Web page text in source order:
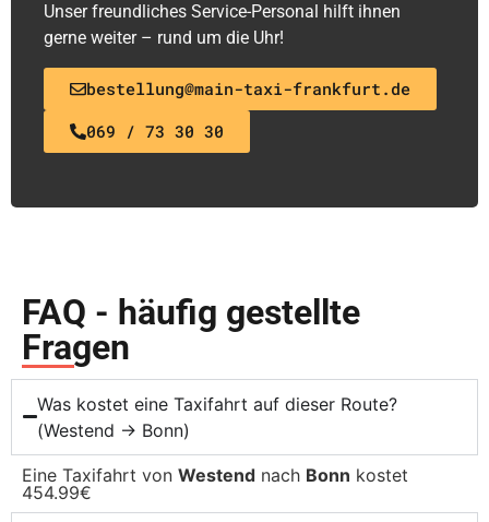
Unser freundliches Service-Personal hilft ihnen
gerne weiter – rund um die Uhr!
bestellung@main-taxi-frankfurt.de
069 / 73 30 30
FAQ - häufig gestellte
Fragen
Was kostet eine Taxifahrt auf dieser Route?
(Westend → Bonn)
Eine Taxifahrt von Westend nach Bonn kostet
454.99€